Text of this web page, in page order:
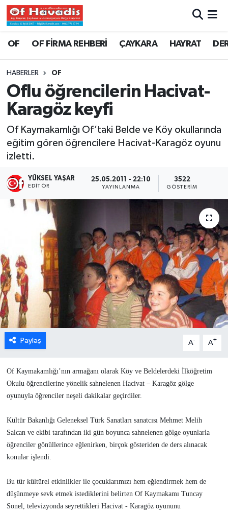
OF OF FİRMA REHBERİ ÇAYKARA HAYRAT
HABERLER OF
Oflu öğrencilerin Hacivat-
Karagöz keyfi
Of Kaymakamlığı Of’taki Belde ve Köy okullarında
eğitim gören öğrencilere Hacivat-Karagöz oyunu
izletti.
YÜKSEL YAŞAR
EDITÖR
25.05.2011 - 22:10
YAYINLANMA
3522
GÖSTERIM
Paylaş A- A+
Of Kaymakamlığı’nın armağanı olarak Köy ve Beldelerdeki İlköğretim
Okulu öğrencilerine yönelik sahnelenen Hacivat – Karagöz gölge
oyunuyla öğrenciler neşeli dakikalar geçirdiler.
Kültür Bakanlığı Geleneksel Türk Sanatları sanatcısı Mehmet Melih
Salcan ve ekibi tarafından iki gün boyunca sahnelenen gölge oyunlarla
öğrenciler gönüllerince eğlenirken, birçok gösteriden de ders alınacak
konular işlendi.
Bu tür kültürel etkinlikler ile çocuklarımızı hem eğlendirmek hem de
düşünmeye sevk etmek istediklerini belirten Of Kaymakamı Tuncay
Sonel, televizyonda seyrettikleri Hacivat - Karagöz oyununu
Trabzon Nöbetçi Eczaneler
Trabzon Namaz Vakitleri
Trabzon Trafik Yoğunluk Haritası
Süper Lig Puan Durumu ve Fikstür
Haber Arşivi